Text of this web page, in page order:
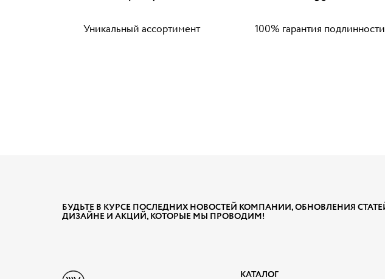
Уникальный ассортимент 100% гарантия подлинности
БУДЬТЕ В КУРСЕ ПОСЛЕДНИХ НОВОСТЕЙ КОМПАНИИ, ОБНОВЛЕНИЯ
ДИЗАЙНЕ И АКЦИЙ, КОТОРЫЕ МЫ ПРОВОДИМ!
КАТАЛОГ